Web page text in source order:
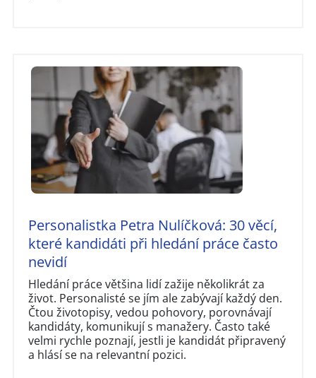
Personalistka Petra Nulíčková: 30 věcí,
které kandidáti při hledání práce často
nevidí
Hledání práce většina lidí zažije několikrát za
život. Personalisté se jím ale zabývají každý den.
Čtou životopisy, vedou pohovory, porovnávají
kandidáty, komunikují s manažery. Často také
velmi rychle poznají, jestli je kandidát připravený
a hlásí se na relevantní pozici.